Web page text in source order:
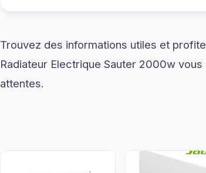
Trouvez des informations utiles et
Radiateur Electrique Sauter 2000w
attentes.